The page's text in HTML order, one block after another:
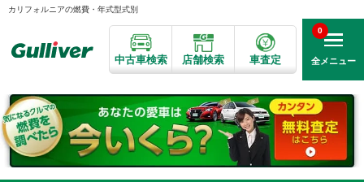
カリフォルニアの燃費・年式型式別
中古車検索 店舗検索 車査定 全メニュー
0